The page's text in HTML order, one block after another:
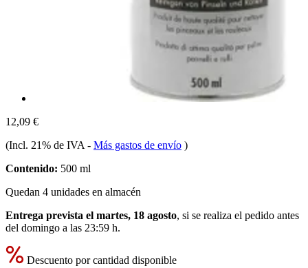
12,09 €
(Incl. 21% de IVA - Más gastos de envío )
Contenido: 500 ml
Quedan 4 unidades en almacén
Entrega prevista el martes, 18 agosto, si se realiza el pedido antes
del domingo a las 23:59 h.
Descuento por cantidad disponible